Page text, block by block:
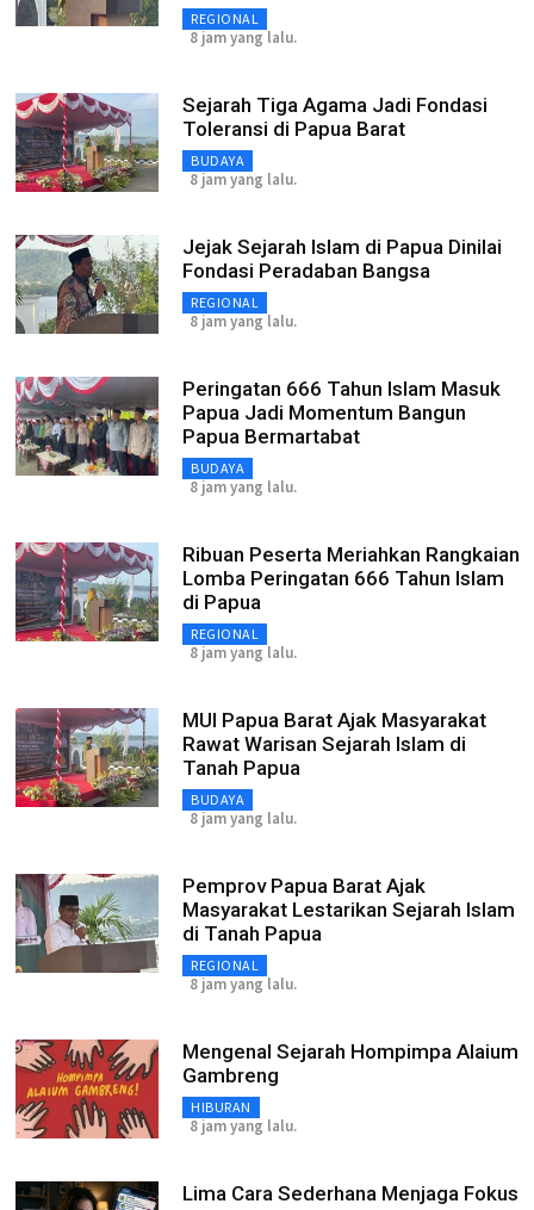
REGIONAL
8 jam yang lalu.
Sejarah Tiga Agama Jadi Fondasi
Toleransi di Papua Barat
BUDAYA
8 jam yang lalu.
Jejak Sejarah Islam di Papua Dinilai
Fondasi Peradaban Bangsa
REGIONAL
8 jam yang lalu.
Peringatan 666 Tahun Islam Masuk
Papua Jadi Momentum Bangun
Papua Bermartabat
BUDAYA
8 jam yang lalu.
Ribuan Peserta Meriahkan Rangkaian
Lomba Peringatan 666 Tahun Islam
di Papua
REGIONAL
8 jam yang lalu.
MUI Papua Barat Ajak Masyarakat
Rawat Warisan Sejarah Islam di
Tanah Papua
BUDAYA
8 jam yang lalu.
Pemprov Papua Barat Ajak
Masyarakat Lestarikan Sejarah Islam
di Tanah Papua
REGIONAL
8 jam yang lalu.
Mengenal Sejarah Hompimpa Alaium
Gambreng
HIBURAN
8 jam yang lalu.
Lima Cara Sederhana Menjaga Fokus